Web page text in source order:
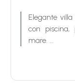
Elegante
con piscina,
mare.
colline che